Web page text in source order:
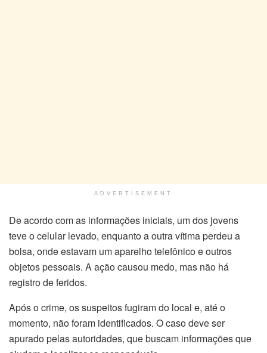
ADVERTISEMENT
De acordo com as informações iniciais, um dos jovens
teve o celular levado, enquanto a outra vítima perdeu a
bolsa, onde estavam um aparelho telefônico e outros
objetos pessoais. A ação causou medo, mas não há
registro de feridos.
Após o crime, os suspeitos fugiram do local e, até o
momento, não foram identificados. O caso deve ser
apurado pelas autoridades, que buscam informações que